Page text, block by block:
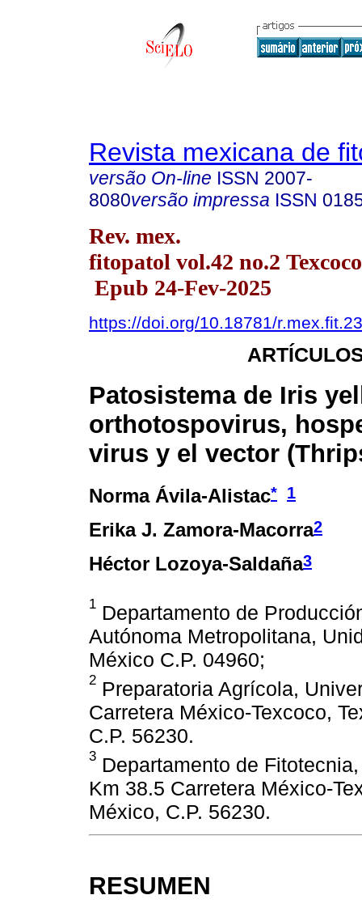
Revista mexicana de
versão On-line ISSN 2007-
8080versão impressa ISSN
Rev. mex.
fitopatol vol.42 no.2
Epub 24-Fev-2025
https://doi.org/10.18781/
Patosistema de Iris
orthotospovirus,
virus y el vector
Norma Ávila-Alistac* 1
Erika J. Zamora-Macorra2
Héctor Lozoya-Saldaña3
1 Departamento de
Autónoma Metropolitana,
México C.P. 04960;
2 Preparatoria Agrícola,
Carretera México-Texcoco,
C.P. 56230.
3 Departamento de
Km 38.5 Carretera México-
México, C.P. 56230.
RESUMEN